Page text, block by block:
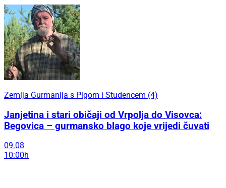
Zemlja Gurmanija s Pigom i Studencem (4)
Janjetina i stari običaji od Vrpolja do Visovca:
Begovica – gurmansko blago koje vrijedi čuvati
09.08
10:00h